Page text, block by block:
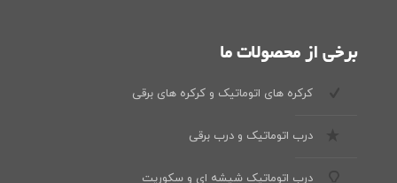
برخی از محصولات ما
کرکره های اتوماتیک و کرکره های برقی
درب اتوماتیک و درب برقی
درب اتوماتیک شیشه ای و سکوریت